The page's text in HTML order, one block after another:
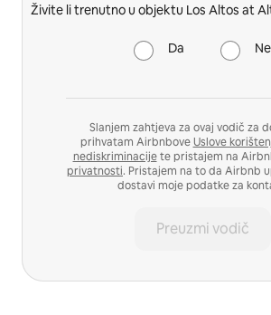
Živite li trenutno u objektu Los Altos at
Da Ne
Slanjem zahtjeva za ovaj vodič za
prihvatam AirbnboveUslove
nediskriminacijete pristajem na
privatnosti. Pristajem na to da Airbnb
dostavi moje podatke za
Preuzmi vodič